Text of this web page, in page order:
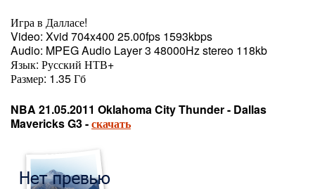
Игра в Далласе!
Video: Xvid 704x400 25.00fps 1593kbps
Audio: MPEG Audio Layer 3 48000Hz stereo 118kb
Язык: Русский НТВ+
Размер: 1.35 Гб
NBA 21.05.2011 Oklahoma City Thunder - Dallas
Mavericks G3 -скачать